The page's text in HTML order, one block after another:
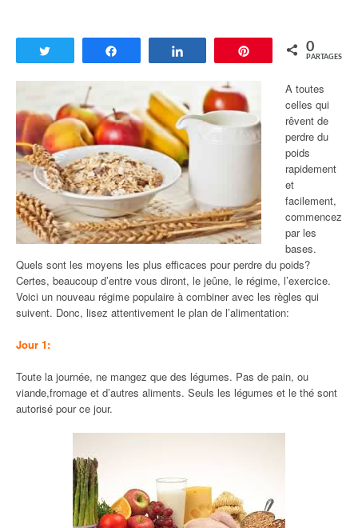
Enregistrer
0
PARTAGES
A toutes
celles qui
rêvent de
perdre du
poids
rapidement
et
facilement,
commencez
par les
bases.
Quels sont les moyens les plus efficaces pour perdre du poids?
Certes, beaucoup d’entre vous diront, le jeûne, le régime, l’exercice.
Voici un nouveau régime populaire à combiner avec les règles qui
suivent. Donc, lisez attentivement le plan de l’alimentation:
Jour 1:
Toute la journée, ne mangez que des légumes. Pas de pain, ou
viande,fromage et d’autres aliments. Seuls les légumes et le thé sont
autorisé pour ce jour.